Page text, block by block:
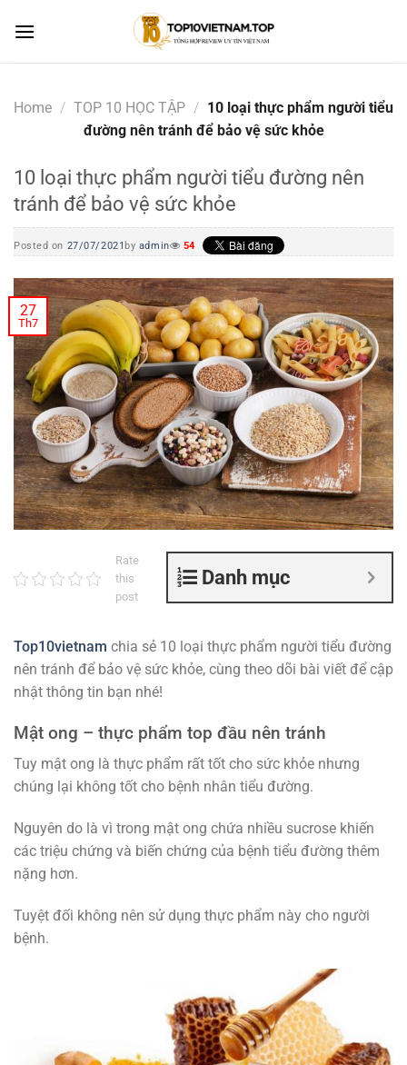
Home / TOP 10 HỌC TẬP / 10 loại thực phẩm người tiểu
đường nên tránh để bảo vệ sức khỏe
10 loại thực phẩm người tiểu đường nên
tránh để bảo vệ sức khỏe
Posted on 27/07/2021 by admin 54
27
Th7
Danh mục
Rate
this
post
Top10vietnam chia sẻ 10 loại thực phẩm người tiểu đường
nên tránh để bảo vệ sức khỏe, cùng theo dõi bài viết để cập
nhật thông tin bạn nhé!
Mật ong – thực phẩm top đầu nên tránh
Tuy mật ong là thực phẩm rất tốt cho sức khỏe nhưng
chúng lại không tốt cho bệnh nhân tiểu đường.
Nguyên do là vì trong mật ong chứa nhiều sucrose khiến
các triệu chứng và biến chứng của bệnh tiểu đường thêm
nặng hơn.
Tuyệt đối không nên sử dụng thực phẩm này cho người
bệnh.